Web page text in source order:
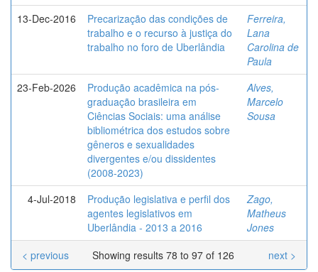
13-Dec-2016
Precarização das condições de
trabalho e o recurso à justiça do
trabalho no foro de Uberlândia
Ferreira,
Lana
Carolina de
Paula
23-Feb-2026
Produção acadêmica na pós-
graduação brasileira em
Ciências Sociais: uma análise
bibliométrica dos estudos sobre
gêneros e sexualidades
divergentes e/ou dissidentes
(2008-2023)
Alves,
Marcelo
Sousa
4-Jul-2018
Produção legislativa e perfil dos
agentes legislativos em
Uberlândia - 2013 a 2016
Zago,
Matheus
Jones
Showing results 78 to 97 of 126
< previous next >